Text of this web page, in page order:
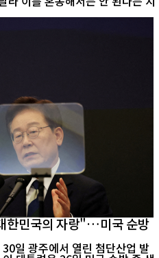
한민국의 자랑"…미국 순방